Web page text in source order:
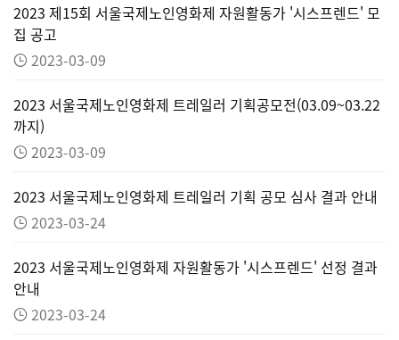
2023 제15회 서울국제노인영화제 자원활동가 '시스프렌드' 모
집 공고
2023-03-09
2023 서울국제노인영화제 트레일러 기획공모전(03.09~03.22
까지)
2023-03-09
2023 서울국제노인영화제 트레일러 기획 공모 심사 결과 안내
2023-03-24
2023 서울국제노인영화제 자원활동가 '시스프렌드' 선정 결과
안내
2023-03-24